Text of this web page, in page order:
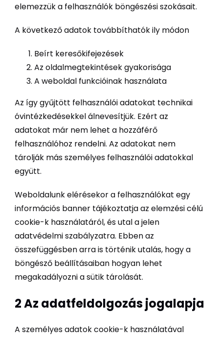
elemezzük a felhasználók böngészési szokásait.
A következő adatok továbbíthatók ily módon
Beírt keresőkifejezések
Az oldalmegtekintések gyakorisága
A weboldal funkcióinak használata
Az így gyűjtött felhasználói adatokat technikai
óvintézkedésekkel álnevesítjük. Ezért az
adatokat már nem lehet a hozzáférő
felhasználóhoz rendelni. Az adatokat nem
tárolják más személyes felhasználói adatokkal
együtt.
Weboldalunk elérésekor a felhasználókat egy
információs banner tájékoztatja az elemzési célú
cookie-k használatáról, és utal a jelen
adatvédelmi szabályzatra. Ebben az
összefüggésben arra is történik utalás, hogy a
böngésző beállításaiban hogyan lehet
megakadályozni a sütik tárolását.
2 Az adatfeldolgozás jogalapja
A személyes adatok cookie-k használatával